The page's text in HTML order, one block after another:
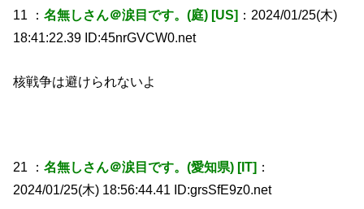
11 ：名無しさん＠涙目です。(庭) [US] ：2024/01/25(木)
18:41:22.39 ID:45nrGVCW0.net
核戦争は避けられないよ
21 ：名無しさん＠涙目です。(愛知県) [IT] ：
2024/01/25(木) 18:56:44.41 ID:grsSfE9z0.net